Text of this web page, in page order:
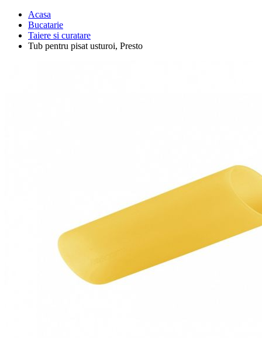
Acasa
Bucatarie
Taiere si curatare
Tub pentru pisat usturoi, Presto